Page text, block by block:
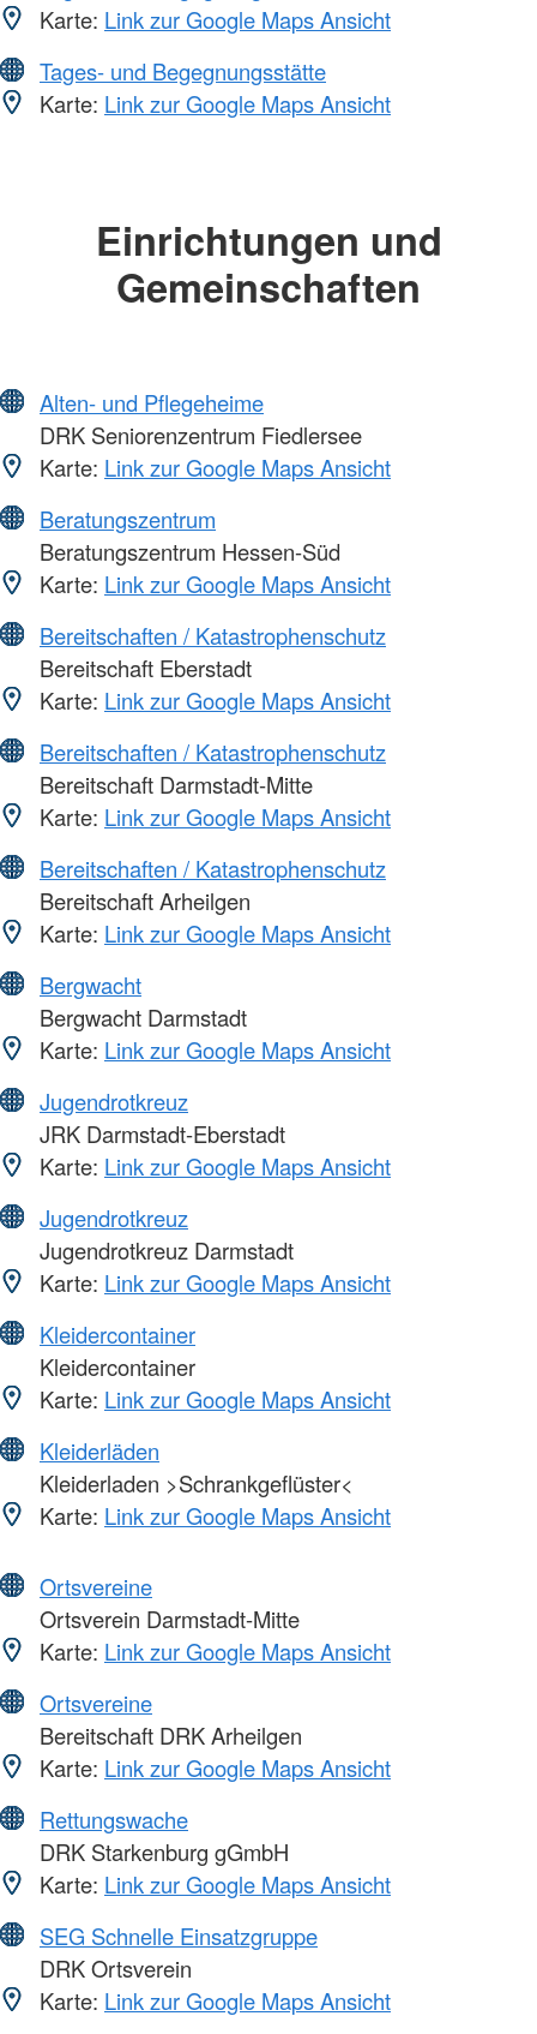
Karte: Link zur Google Maps Ansicht
Tages- und Begegnungsstätte
Karte: Link zur Google Maps Ansicht
Einrichtungen und
Gemeinschaften
Alten- und Pflegeheime
DRK Seniorenzentrum Fiedlersee
Karte: Link zur Google Maps Ansicht
Beratungszentrum
Beratungszentrum Hessen-Süd
Karte: Link zur Google Maps Ansicht
Bereitschaften / Katastrophenschutz
Bereitschaft Eberstadt
Karte: Link zur Google Maps Ansicht
Bereitschaften / Katastrophenschutz
Bereitschaft Darmstadt-Mitte
Karte: Link zur Google Maps Ansicht
Bereitschaften / Katastrophenschutz
Bereitschaft Arheilgen
Karte: Link zur Google Maps Ansicht
Bergwacht
Bergwacht Darmstadt
Karte: Link zur Google Maps Ansicht
Jugendrotkreuz
JRK Darmstadt-Eberstadt
Karte: Link zur Google Maps Ansicht
Jugendrotkreuz
Jugendrotkreuz Darmstadt
Karte: Link zur Google Maps Ansicht
Kleidercontainer
Kleidercontainer
Karte: Link zur Google Maps Ansicht
Kleiderläden
Kleiderladen >Schrankgeflüster<
Karte: Link zur Google Maps Ansicht
Ortsvereine
Ortsverein Darmstadt-Mitte
Karte: Link zur Google Maps Ansicht
Ortsvereine
Bereitschaft DRK Arheilgen
Karte: Link zur Google Maps Ansicht
Rettungswache
DRK Starkenburg gGmbH
Karte: Link zur Google Maps Ansicht
SEG Schnelle Einsatzgruppe
DRK Ortsverein
Karte: Link zur Google Maps Ansicht